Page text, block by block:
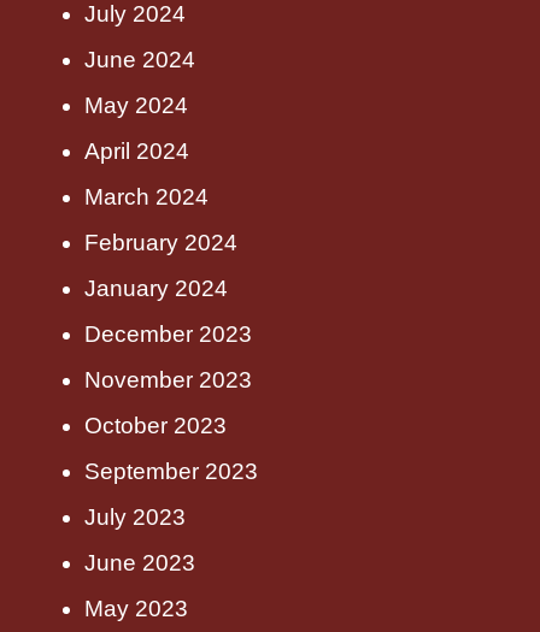
July 2024
June 2024
May 2024
April 2024
March 2024
February 2024
January 2024
December 2023
November 2023
October 2023
September 2023
July 2023
June 2023
May 2023